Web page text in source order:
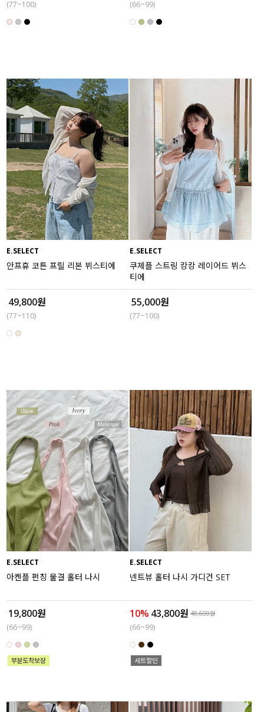
(77~100) (66~99)
E.SELECT
안프휴 코튼 프릴 리본 뷔스티에
49,800원
(77~110)
E.SELECT
쿠제플 스트링 캉캉 레이어드 뷔스
티에
55,000원
(77~100)
E.SELECT
아켄플 펀칭 물결 홀터 나시
19,800원
(66~99)
E.SELECT
넨트뷰 홀터 나시 가디건 SET
10% 43,800원 48,600원
(66~99)